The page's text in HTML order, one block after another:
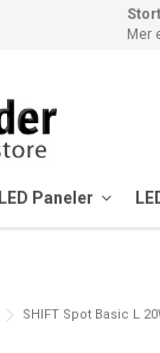
Mer
LED Paneler
SHIFT Spot Basic L